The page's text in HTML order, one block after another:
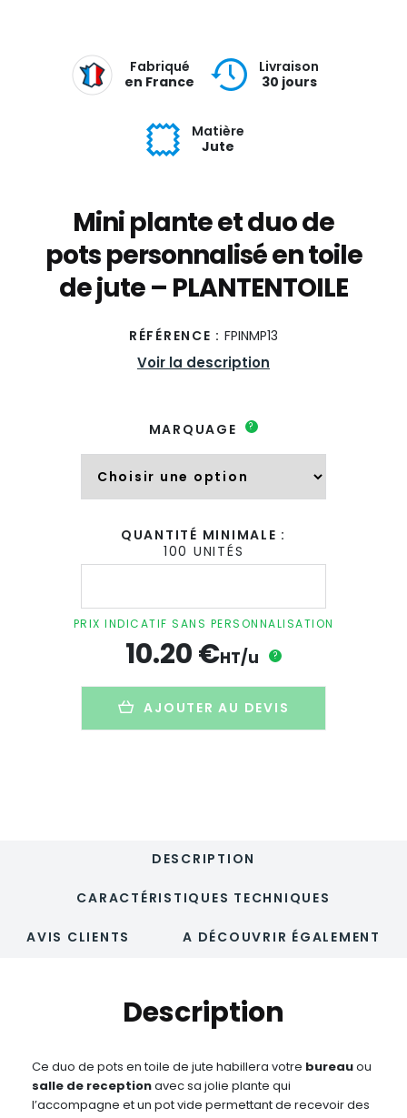
Fabriqué
en France
Livraison
30 jours
Matière
Jute
Mini plante et duo de
pots personnalisé en toile
de jute – PLANTENTOILE
RÉFÉRENCE : FPINMP13
Voir la description
MARQUAGE ?
QUANTITÉ MINIMALE :
100 UNITÉS
quantité
plante
et
toile
PRIX INDICATIF SANS PERSONNALISATION
10.20€HT/u ?
AJOUTER AU DEVIS
DESCRIPTION
CARACTÉRISTIQUES TECHNIQUES
AVIS CLIENTS A DÉCOUVRIR ÉGALEMENT
Description
Ce duo de pots en toile de jute habillera votre bureauou
salle de receptionavec sa jolie plante qui
l’accompagne et un pot vide permettant de recevoir des